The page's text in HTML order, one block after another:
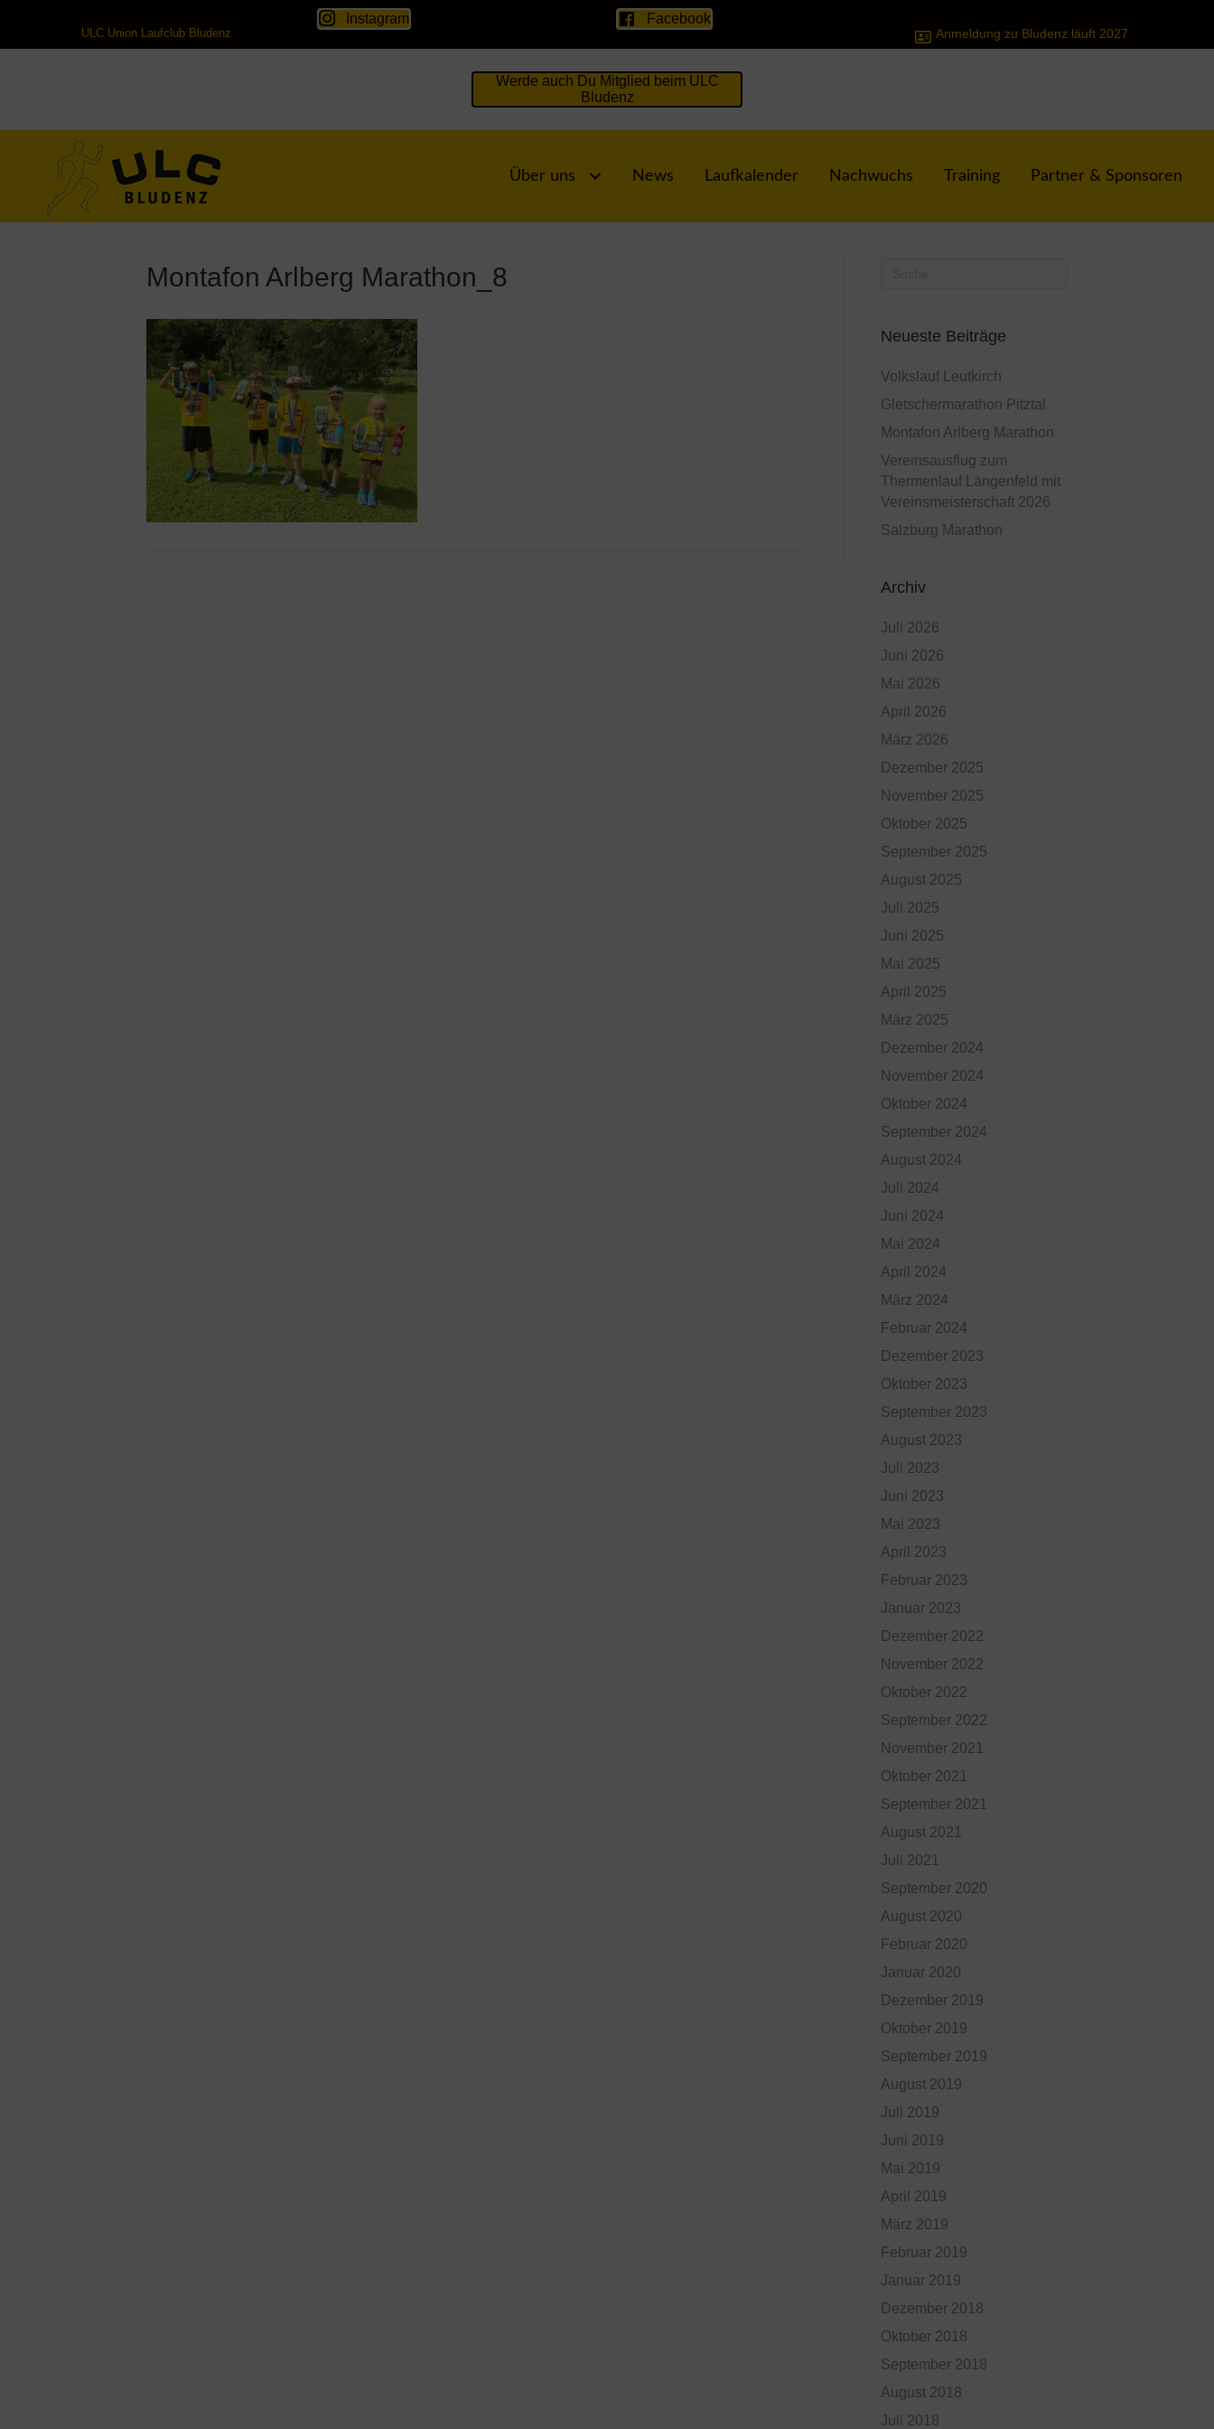
ULC Union Laufclub Bludenz
Instagram Facebook
Anmeldung zu Bludenz läuft 2027
Werde auch Du Mitglied beim ULC
Bludenz
Über uns News Laufkalender Nachwuchs Training Partner & Sponsoren
Montafon Arlberg Marathon_8
Neueste Beiträge
Volkslauf Leutkirch
Gletschermarathon Pitztal
Montafon Arlberg Marathon
Vereinsausflug zum
Thermenlauf Längenfeld mit
Vereinsmeisterschaft 2026
Salzburg Marathon
Archiv
Juli 2026
Juni 2026
Mai 2026
April 2026
März 2026
Dezember 2025
November 2025
Oktober 2025
September 2025
August 2025
Juli 2025
Juni 2025
Mai 2025
April 2025
März 2025
Dezember 2024
November 2024
Oktober 2024
September 2024
August 2024
Juli 2024
Juni 2024
Mai 2024
April 2024
März 2024
Februar 2024
Dezember 2023
Oktober 2023
September 2023
August 2023
Juli 2023
Juni 2023
Mai 2023
April 2023
Februar 2023
Januar 2023
Dezember 2022
November 2022
Oktober 2022
September 2022
November 2021
Oktober 2021
September 2021
August 2021
Juli 2021
September 2020
August 2020
Februar 2020
Januar 2020
Dezember 2019
Oktober 2019
September 2019
August 2019
Juli 2019
Juni 2019
Mai 2019
April 2019
März 2019
Februar 2019
Januar 2019
Dezember 2018
Oktober 2018
September 2018
August 2018
Juli 2018